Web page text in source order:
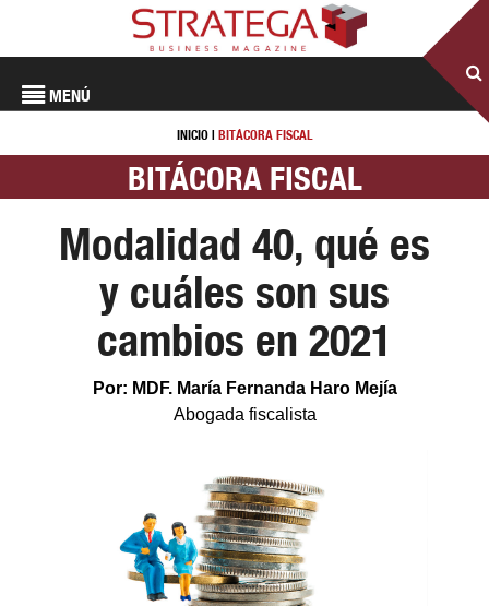
MENÚ
INICIO| BITÁCORA FISCAL
BITÁCORA FISCAL
Modalidad 40, qué es
y cuáles son sus
cambios en 2021
Por: MDF. María Fernanda Haro Mejía
Abogada fiscalista